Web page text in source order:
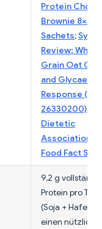
Protein
Brownie 8×44g
Sachets;
Review:
Grain Oat
and Glycaemic
Response
26330200)
Dietetic
Association —
Food Fact
9,2 g
Protein pro
(Soja + Hafer)
einen